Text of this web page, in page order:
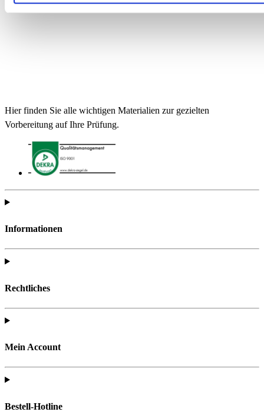
Hier finden Sie alle wichtigen Materialien zur gezielten
Vorbereitung auf Ihre Prüfung.
Informationen
Rechtliches
Mein Account
Bestell-Hotline